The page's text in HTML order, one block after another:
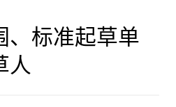
、标准起草单
人